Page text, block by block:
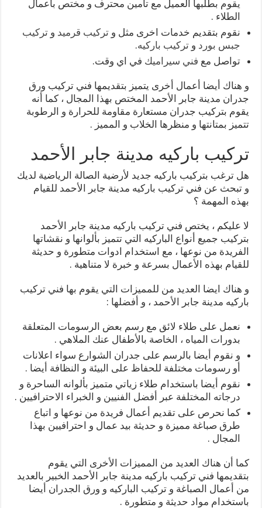
يقوم بطلبها العميل مع تأمين محترف و مختص بأعمال
الطلاء .
نقوم بتقديم خدمات اخرى مثل وتركيب قرميد وتركيب
جبس بورد وتركيب باركيه.
تواصل مع فني سيراميك في اي وقت.
و هناك أيضا أعمال أخرى يتميز بتقديمها فني تركيب ورق
جدران مدينة جابر الأحمد المختص بهذا المجال ، كما أنه
يقوم بتركيب جدران مستعارة مقاومة للحرارة و الرطوبة
تتميز بمتانتها و منظرها الخلاب و المميز .
تركيب باركيه مدينة جابر الأحمد
هل ترغب بتركيب باركيه جديد لأرضية الصالة الرياضية لديك
و تبحث عن فني تركيب باركيه مدينة جابر الأحمد للقيام
بهذه المهمة ؟
لا عليكم ، يختص فني تركيب باركيه مدينة جابر الأحمد
بتركيب جميع أنواع الباركيه التي تتميز بألوانها و نقشاتها
الفريدة من نوعها ، مع استخدام ادوات متطورة و حديثة
للقيام بهذه الأعمال بسرعة و خبرة لا متناهية .
و هناك ايضا العديد من للمميزات التي يقوم بها فني تركيب
باركيه مدينة جابر الأحمد ، و أفضلها :
نعمل على طلاء لائق مع رسم بعض الرسومات المتعلقة
بدورات المياه ، الخاصة بالأطفال عنك الملاهي .
و نقوم أيضا بالرسم على جدران الشوارع سواء اعلانات
أو رسومات مختلفة للحفاظ على البيئة و النظافة أيضا .
نقوم أيضا باستخدام طلاء زياتي متميز بألوانه الساحرة و
درجاته المختلفة عبر أفضل الفنيين و الخبراء الاحترافيين .
كما نحرص على تقديم أعمال فريدة من نوعها و اتباع
طرق صباغة مميزة و حديثة بيد عمال و احترافيين بهذا
المجال .
كما أن هناك العديد من المميزات الأخرى التي يقوم
بتقديمها فني تركيب باركيه مدينة جابر الأحمد الخبير بالعديد
من أعمال الصباغة و تركيب الباركيه و ورق الجدران أيضا
باستخدام مواد حديثة و متطورة .